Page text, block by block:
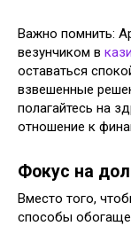
Важно помнить:
везунчиком в
оставаться
взвешенные
полагайтесь на
отношение к
Фокус на
Вместо того,
способы